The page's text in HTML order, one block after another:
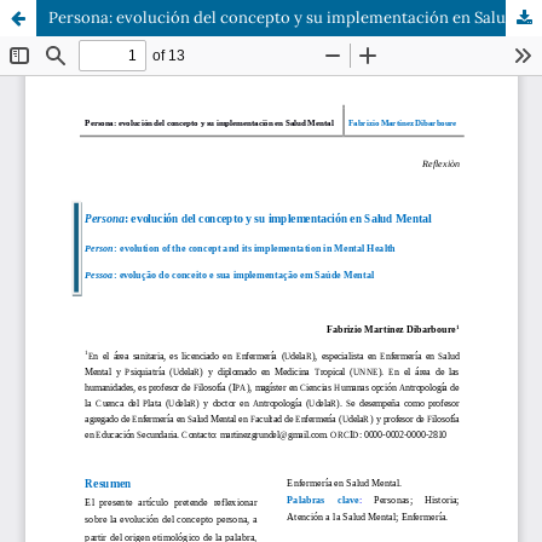
Persona: evolución del concepto y su implementación en Salud Mental